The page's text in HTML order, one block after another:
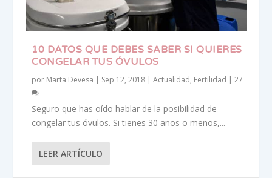
10 DATOS QUE DEBES SABER SI QUIERES
CONGELAR TUS ÓVULOS
por Marta Devesa | Sep 12, 2018 |Actualidad, Fertilidad |27
Seguro que has oído hablar de la posibilidad de
congelar tus óvulos. Si tienes 30 años o menos,...
LEER ARTÍCULO